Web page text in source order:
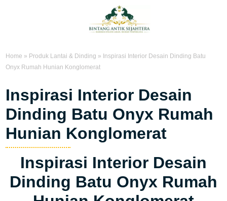
Home » Produk Lantai & Dinding » Inspirasi Interior Desain Dinding Batu
Onyx Rumah Hunian Konglomerat
Inspirasi Interior Desain
Dinding Batu Onyx Rumah
Hunian Konglomerat
Inspirasi Interior Desain
Dinding Batu Onyx Rumah